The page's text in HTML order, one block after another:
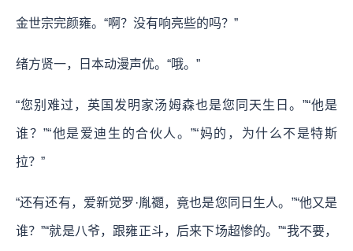
金世宗完颜雍。“啊？没有响亮些的吗？”
绪方贤一，日本动漫声优。“哦。”
“您别难过，英国发明家汤姆森也是您同天生日。”“他是
谁？”“他是爱迪生的合伙人。”“妈的，为什么不是特斯
拉？”
“还有还有，爱新觉罗·胤禵，竟也是您同日生人。”“他又是
谁？”“就是八爷，跟雍正斗，后来下场超惨的。”“我不要，